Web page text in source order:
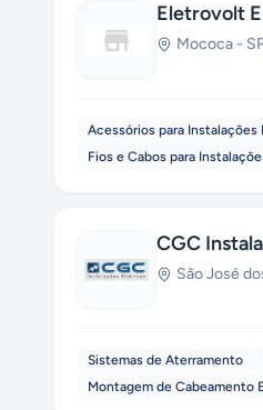
Eletrovolt
Mococa -
Acessórios para Instalações
Fios e Cabos para
CGC
São José
Sistemas de Aterramento
Montagem de Cabeamento